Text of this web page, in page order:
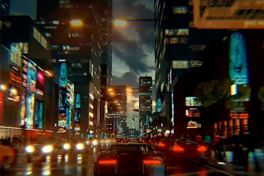
اليمين
إلى
شعار.
توجد
ملصقات
لمسلسل
Wednesday
Netflix
وTED
LASSO